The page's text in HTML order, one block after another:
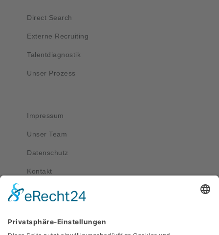
Direct Search
Externe Recruiting
Talentdiagnostik
Unser Prozess
Impressum
Unser Team
Datenschutz
Kontakt
Kontakt
0351 4189 3330